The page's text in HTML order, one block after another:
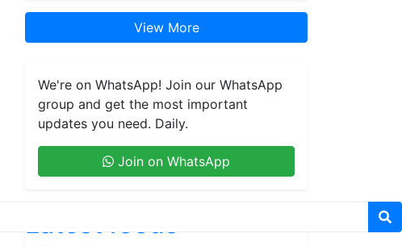
View More
We're on WhatsApp! Join our WhatsApp
group and get the most important
updates you need. Daily.
Join on WhatsApp
Latest feeds